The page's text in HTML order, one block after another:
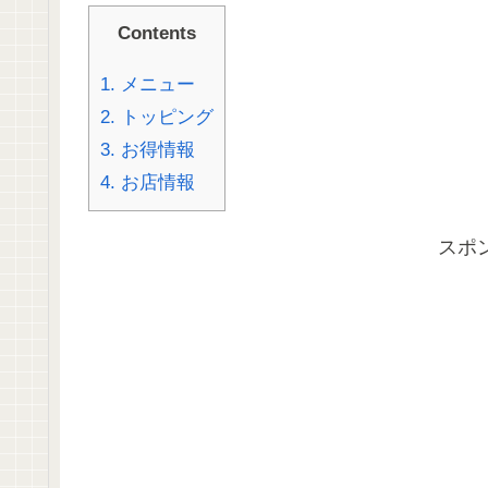
Contents
1. メニュー
2. トッピング
3. お得情報
4. お店情報
スポ